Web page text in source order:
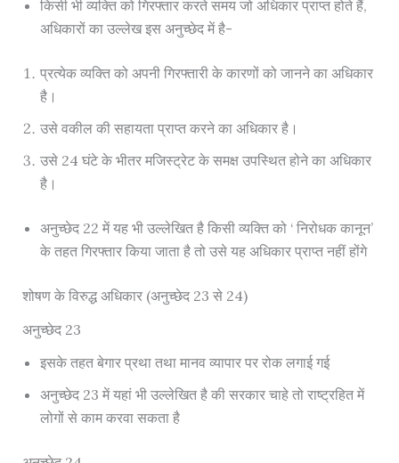
किसी भी व्यक्ति को गिरफ्तार करते समय जो अधिकार प्राप्त होते हैं,
अधिकारों का उल्लेख इस अनुच्छेद में है-
प्रत्येक व्यक्ति को अपनी गिरफ्तारी के कारणों को जानने का अधिकार
है।
उसे वकील की सहायता प्राप्त करने का अधिकार है।
उसे 24 घंटे के भीतर मजिस्ट्रेट के समक्ष उपस्थित होने का अधिकार
है।
अनुच्छेद 22 में यह भी उल्लेखित है किसी व्यक्ति को ‘ निरोधक कानून’
के तहत गिरफ्तार किया जाता है तो उसे यह अधिकार प्राप्त नहीं होंगे
शोषण के विरुद्ध अधिकार (अनुच्छेद 23 से 24)
अनुच्छेद 23
इसके तहत बेगार प्रथा तथा मानव व्यापार पर रोक लगाई गई
अनुच्छेद 23 में यहां भी उल्लेखित है की सरकार चाहे तो राष्ट्रहित में
लोगों से काम करवा सकता है